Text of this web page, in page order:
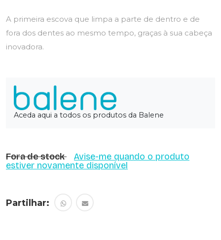
A primeira escova que limpa a parte de dentro e de
fora dos dentes ao mesmo tempo, graças à sua cabeça
inovadora.
Aceda aqui a todos os produtos da Balene
Fora de stock
Avise-me quando o produto
estiver novamente disponível
Partilhar: